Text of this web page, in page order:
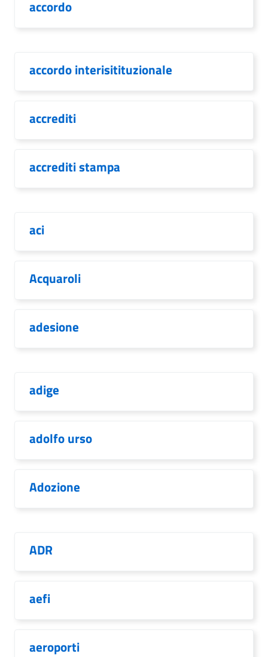
accordo
accordo interisitituzionale
accrediti
accrediti stampa
aci
Acquaroli
adesione
adige
adolfo urso
Adozione
ADR
aefi
aeroporti